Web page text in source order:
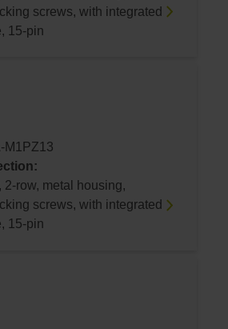
screws, with integrated
15-pin
M1PZ13
2-row, metal housing,
screws, with integrated
15-pin